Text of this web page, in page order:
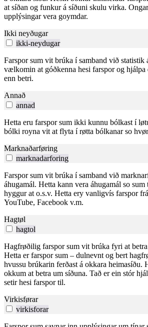
at síðan og funkur á síðuni skulu virka.
upplýsingar vera goymdar.
Ikki neyðugar
ikki-neydugar
Farspor sum vit brúka í samband við statistik
vælkomin at góðkenna hesi farspor og hjálpa
enn betri.
Annað
annad
Hetta eru farspor sum ikki kunnu bólkast í
bólki royna vit at flyta í røtta bólkanar so
Marknaðarføring
marknadarforing
Farspor sum vit brúka í samband við
áhugamál. Hetta kann vera áhugamál so
hyggur at o.s.v. Hetta ery vanligvís farspor
YouTube, Facebook v.m.
Hagtøl
hagtol
Hagfrøðilig farspor sum vit brúka fyri at
Hetta er farspor sum – dulnevnt og bert
hvussu brúkarin ferðast á okkara heimasíðu.
okkum at betra um síðuna. Tað er ein stór
setir hesi farspor til.
Virkisførar
virkisforar